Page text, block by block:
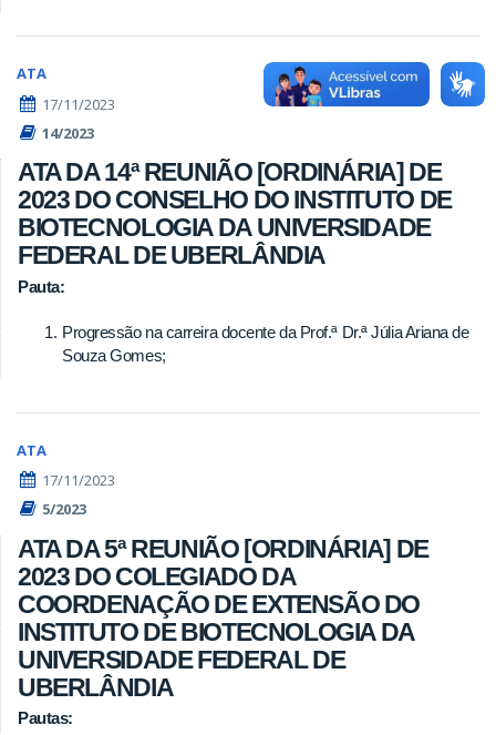
ATA
17/11/2023
14/2023
ATA DA 14ª REUNIÃO [ORDINÁRIA] DE
2023 DO CONSELHO DO INSTITUTO DE
BIOTECNOLOGIA DA UNIVERSIDADE
FEDERAL DE UBERLÂNDIA
Pauta:
Progressão na carreira docente da Prof.ª Dr.ª Júlia Ariana de
Souza Gomes;
ATA
17/11/2023
5/2023
ATA DA 5ª REUNIÃO [ORDINÁRIA] DE
2023 DO COLEGIADO DA
COORDENAÇÃO DE EXTENSÃO DO
INSTITUTO DE BIOTECNOLOGIA DA
UNIVERSIDADE FEDERAL DE
UBERLÂNDIA
Pautas: